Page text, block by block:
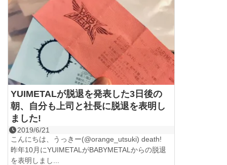
YUIMETALが脱退を発表した3日後の
朝、自分も上司と社長に脱退を表明し
ました!
2019/6/21
こんにちは、うっきー(@orange_utsuki) death!
昨年10月にYUIMETALがBABYMETALからの脱退
を表明しまし...